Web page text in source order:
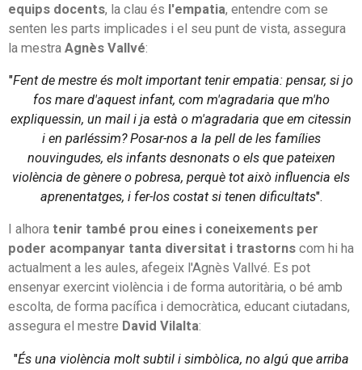
equips docents, la clau és l'empatia, entendre com se
senten les parts implicades i el seu punt de vista, assegura
la mestra Agnès Vallvé:
"Fent de mestre és molt important tenir empatia: pensar, si jo
fos mare d'aquest infant, com m'agradaria que m'ho
expliquessin, un mail i ja està o m'agradaria que em citessin
i en parléssim? Posar-nos a la pell de les famílies
nouvingudes, els infants desnonats o els que pateixen
violència de gènere o pobresa, perquè tot això influencia els
aprenentatges, i fer-los costat si tenen dificultats".
I alhora tenir també prou eines i coneixements per
poder acompanyar tanta diversitat i trastorns com hi ha
actualment a les aules, afegeix l'Agnès Vallvé. Es pot
ensenyar exercint violència i de forma autoritària, o bé amb
escolta, de forma pacífica i democràtica, educant ciutadans,
assegura el mestre David Vilalta:
"És una violència molt subtil i simbòlica, no algú que arriba